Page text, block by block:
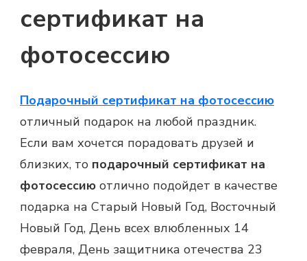
сертификат на
фотосессию
Подарочный сертификат на фотосессию
отличный подарок на любой праздник.
Если вам хочется порадовать друзей и
близких, то подарочный сертификат на
фотосессию отлично подойдет в качестве
подарка на Старый Новый Год, Восточный
Новый Год, День всех влюбленных 14
февраля, День защитника отечества 23